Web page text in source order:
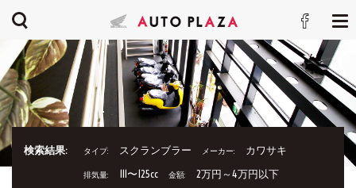
検索結果: タイプ: スクランブラー メーカー: カワサキ
排気量: 111〜125cc 金額: 2万円～4万円以下